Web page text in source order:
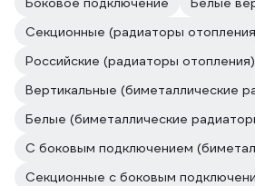
Секционные (радиаторы
Российские (радиаторы отопления)
Белые (биметаллические
Секционные с боковым